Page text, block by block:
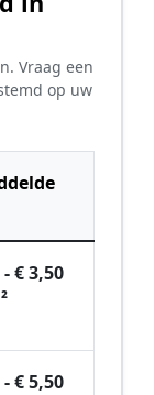
Vraag een
op uw
€ 3,50
€ 5,50